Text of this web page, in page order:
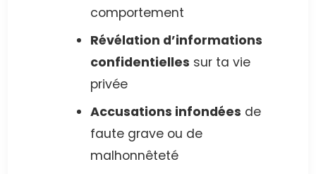
comportement
Révélation d’informations
confidentielles sur ta vie
privée
Accusations infondées de
faute grave ou de
malhonnêteté